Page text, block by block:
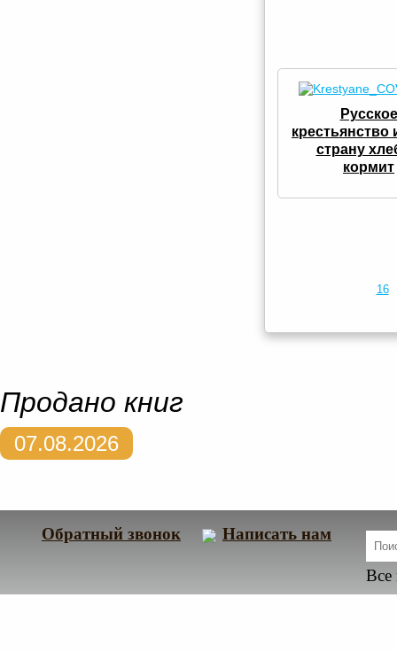
Русское
крестьянство
страну
кормит
16
Продано книг
07.08.2026
Обратный звонок Написать нам
Все